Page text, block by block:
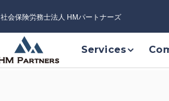
社会保険労務士法人 HMパートナーズ
Services